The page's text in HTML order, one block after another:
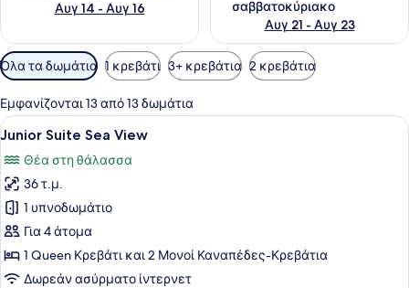
Αυγ 14 - Αυγ 16
σαββατοκύριακο
Αυγ 21 - Αυγ 23
Διαθέσιμα
φίλτρα
για
τα
δωμάτια
Όλα τα δωμάτια 1 κρεβάτι 3+ κρεβάτια 2 κρεβάτια
Εμφανίζονται 13 από 13 δωμάτια
Προβολή
όλων
των
φωτογραφιών
για
Junior
Suite
Sea
Ένα άνετο υπνοδωμάτιο με έναν
9
Junior Suite Sea View
Θέα στη θάλασσα
36 τ.μ.
1 υπνοδωμάτιο
Για 4 άτομα
1 Queen Κρεβάτι και 2 Μονοί Καναπέδες-Κρεβάτια
Δωρεάν ασύρματο ίντερνετ